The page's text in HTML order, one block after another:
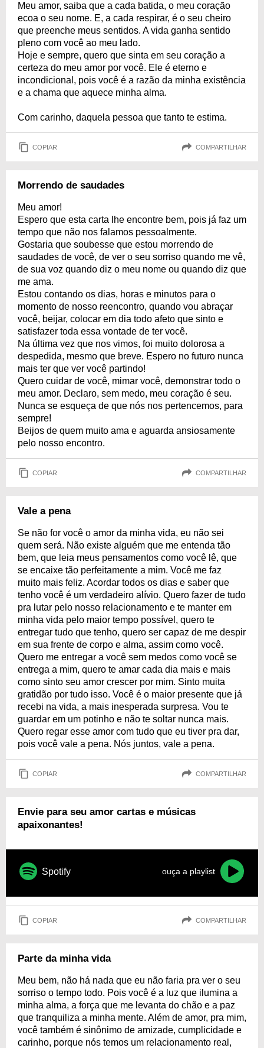
Meu amor, saiba que a cada batida, o meu coração
ecoa o seu nome. E, a cada respirar, é o seu cheiro
que preenche meus sentidos. A vida ganha sentido
pleno com você ao meu lado.
Hoje e sempre, quero que sinta em seu coração a
certeza do meu amor por você. Ele é eterno e
incondicional, pois você é a razão da minha existência
e a chama que aquece minha alma.
Com carinho, daquela pessoa que tanto te estima.
COPIAR COMPARTILHAR
Morrendo de saudades
Meu amor!
Espero que esta carta lhe encontre bem, pois já faz um
tempo que não nos falamos pessoalmente.
Gostaria que soubesse que estou morrendo de
saudades de você, de ver o seu sorriso quando me vê,
de sua voz quando diz o meu nome ou quando diz que
me ama.
Estou contando os dias, horas e minutos para o
momento de nosso reencontro, quando vou abraçar
você, beijar, colocar em dia todo afeto que sinto e
satisfazer toda essa vontade de ter você.
Na última vez que nos vimos, foi muito dolorosa a
despedida, mesmo que breve. Espero no futuro nunca
mais ter que ver você partindo!
Quero cuidar de você, mimar você, demonstrar todo o
meu amor. Declaro, sem medo, meu coração é seu.
Nunca se esqueça de que nós nos pertencemos, para
sempre!
Beijos de quem muito ama e aguarda ansiosamente
pelo nosso encontro.
COPIAR COMPARTILHAR
Vale a pena
Se não for você o amor da minha vida, eu não sei
quem será. Não existe alguém que me entenda tão
bem, que leia meus pensamentos como você lê, que
se encaixe tão perfeitamente a mim. Você me faz
muito mais feliz. Acordar todos os dias e saber que
tenho você é um verdadeiro alívio. Quero fazer de tudo
pra lutar pelo nosso relacionamento e te manter em
minha vida pelo maior tempo possível, quero te
entregar tudo que tenho, quero ser capaz de me despir
em sua frente de corpo e alma, assim como você.
Quero me entregar a você sem medos como você se
entrega a mim, quero te amar cada dia mais e mais
como sinto seu amor crescer por mim. Sinto muita
gratidão por tudo isso. Você é o maior presente que já
recebi na vida, a mais inesperada surpresa. Vou te
guardar em um potinho e não te soltar nunca mais.
Quero regar esse amor com tudo que eu tiver pra dar,
pois você vale a pena. Nós juntos, vale a pena.
COPIAR COMPARTILHAR
Envie para seu amor cartas e músicas
apaixonantes!
Spotify ouça a playlist
COPIAR COMPARTILHAR
Parte da minha vida
Meu bem, não há nada que eu não faria pra ver o seu
sorriso o tempo todo. Pois você é a luz que ilumina a
minha alma, a força que me levanta do chão e a paz
que tranquiliza a minha mente. Além de amor, pra mim,
você também é sinônimo de amizade, cumplicidade e
carinho, porque nós temos um relacionamento real,